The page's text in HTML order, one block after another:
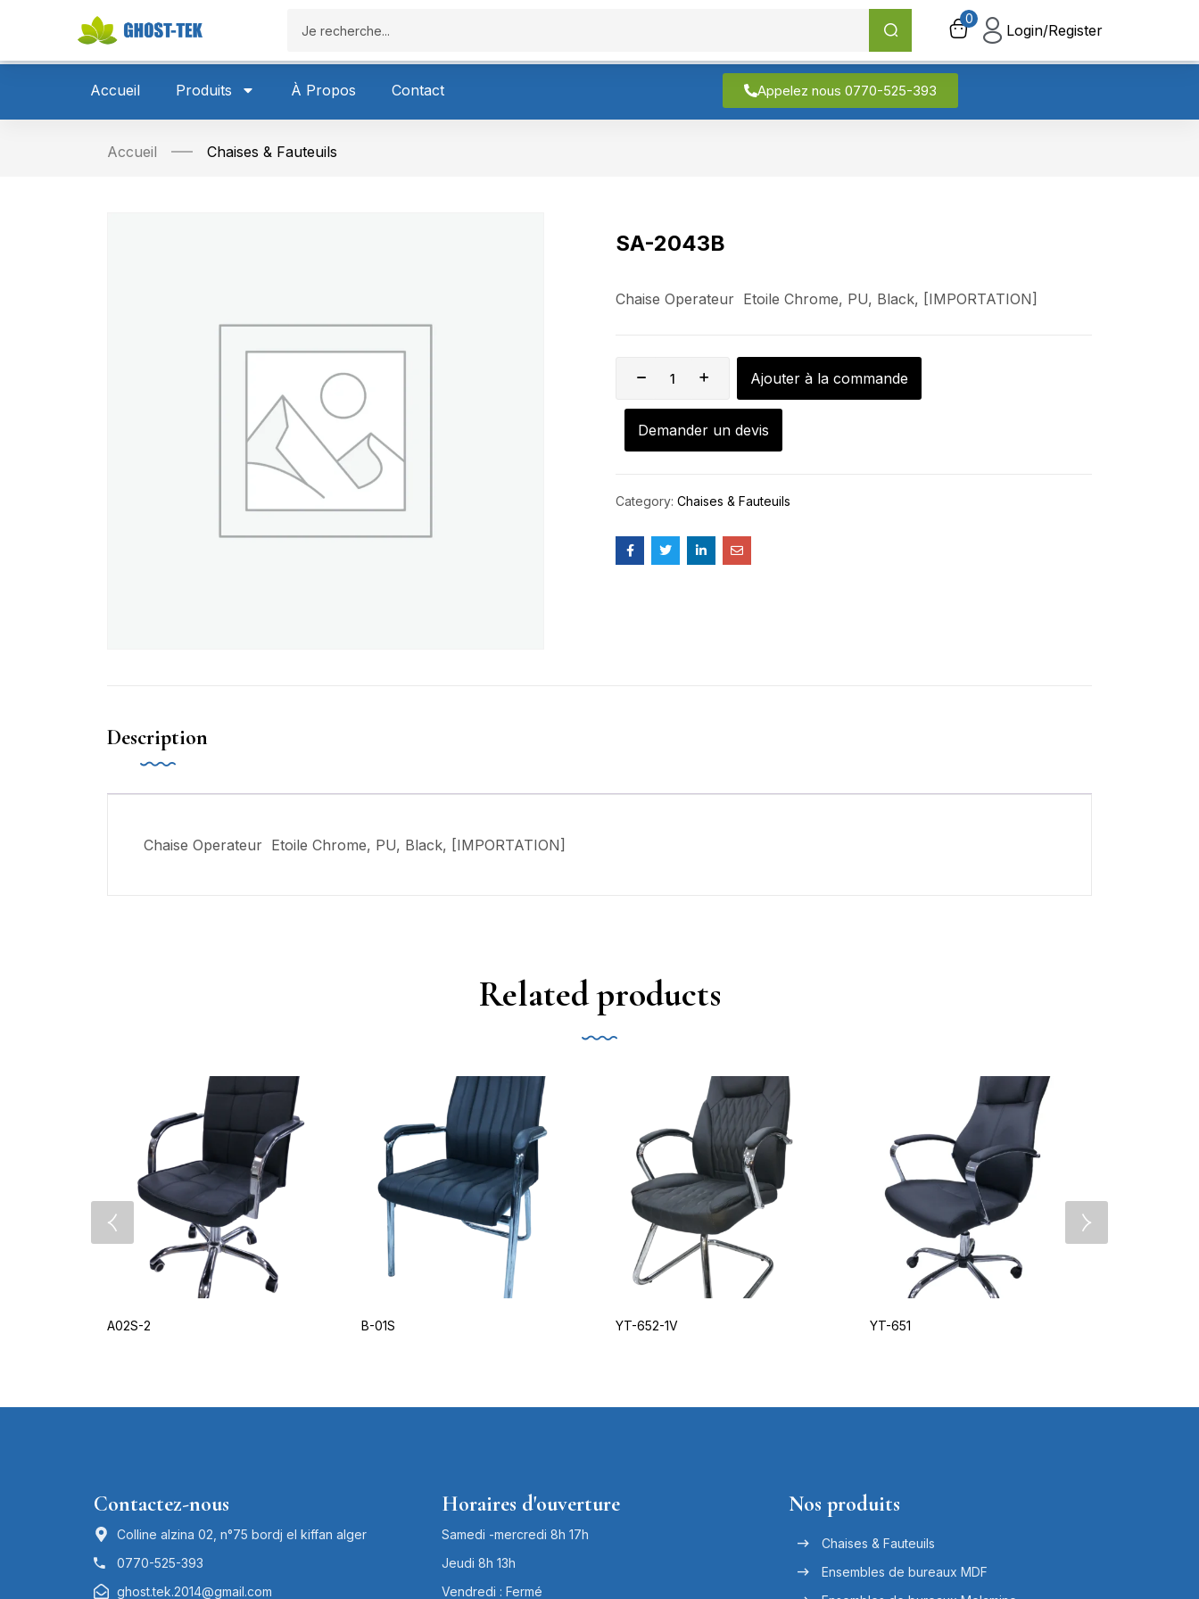
0
Login/Register
Accueil Produits À Propos Contact Appelez nous 0770-525-393
Accueil
0
Login/Register
Accueil Chaises & Fauteuils
SA-2043B
Chaise Operateur Etoile Chrome, PU, Black, [IMPORTATION]
Ajouter à la commande
Demander un devis
Category: Chaises & Fauteuils
Description
Chaise Operateur Etoile Chrome, PU, Black, [IMPORTATION]
Related products
A02S-2 B-01S YT-652-1V YT-651
Contactez-nous
Colline alzina 02, n°75 bordj el kiffan alger
0770-525-393
ghost.tek.2014@gmail.com
Horaires d'ouverture
Samedi -mercredi 8h 17h
Jeudi 8h 13h
Vendredi : Fermé
Nos produits
Chaises & Fauteuils
Ensembles de bureaux MDF